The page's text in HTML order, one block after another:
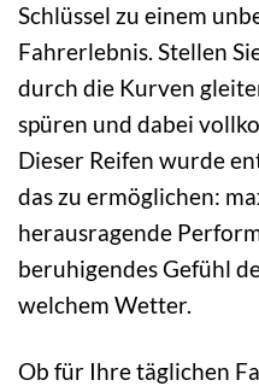
Schlüssel zu einem
Fahrerlebnis. Stellen
durch die Kurven
spüren und dabei
Dieser Reifen wurde
das zu ermöglichen:
herausragende
beruhigendes Gefühl
welchem Wetter.
Ob für Ihre täglichen